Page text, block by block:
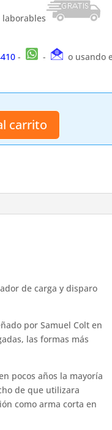
laborables
- -
o usando
carrito
de carga y disparo
por Samuel Colt en
las formas más
pocos años la mayoría
de que utilizara
como arma corta en